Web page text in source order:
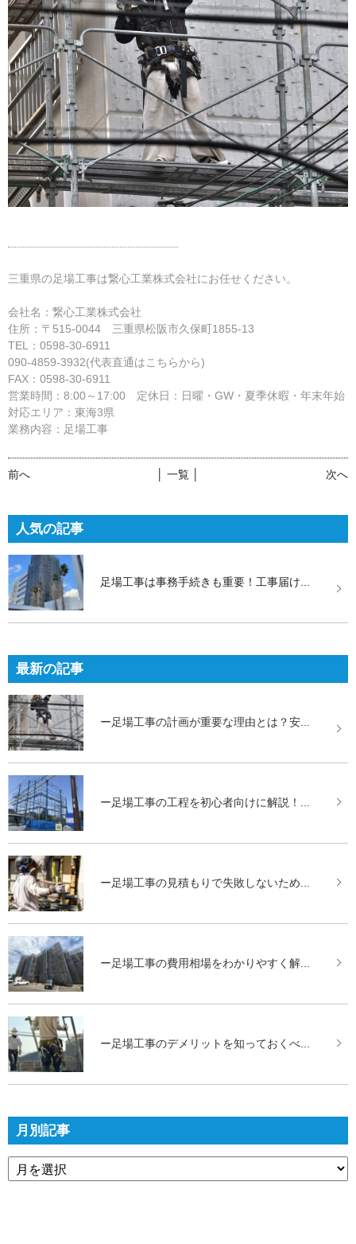
三重県の足場工事は繋心工業株式会社にお任せください。
会社名：繋心工業株式会社
住所：〒515-0044 三重県松阪市久保町1855-13
TEL：0598-30-6911
090-4859-3932(代表直通はこちらから)
FAX：0598-30-6911
営業時間：8:00～17:00 定休日：日曜・GW・夏季休暇・年末年始
対応エリア：東海3県
業務内容：足場工事
前へ 次へ
│ 一覧 │
人気の記事
足場工事は事務手続きも重要！工事届け...
最新の記事
ー足場工事の計画が重要な理由とは？安...
ー足場工事の工程を初心者向けに解説！...
ー足場工事の見積もりで失敗しないため...
ー足場工事の費用相場をわかりやすく解...
ー足場工事のデメリットを知っておくべ...
月別記事